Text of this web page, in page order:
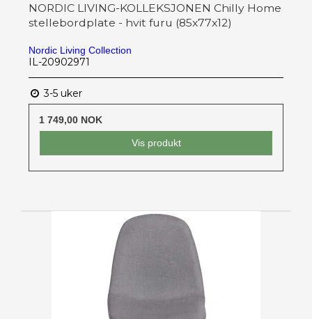
NORDIC LIVING-KOLLEKSJONEN Chilly Home
stellebordplate - hvit furu (85x77x12)
Nordic Living Collection
IL-20902971
3-5 uker
1 749,00 NOK
Vis produkt